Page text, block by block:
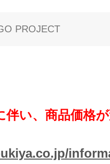
PROJECT
い、商品価格